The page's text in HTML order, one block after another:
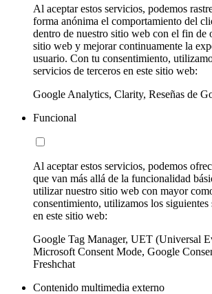
Al aceptar estos servicios, podemos
forma anónima el comportamiento del
dentro de nuestro sitio web con el fin de
sitio web y mejorar continuamente la
usuario. Con tu consentimiento,
servicios de terceros en este sitio web:
Google Analytics, Clarity, Reseñas de
Funcional
Al aceptar estos servicios, podemos
que van más allá de la funcionalidad
utilizar nuestro sitio web con mayor
consentimiento, utilizamos los siguientes
en este sitio web:
Google Tag Manager, UET (Universal
Microsoft Consent Mode, Google
Freshchat
Contenido multimedia externo